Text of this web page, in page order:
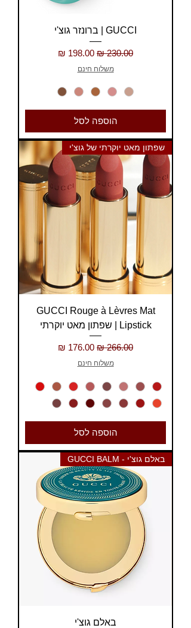
GUCCI | ברונזר גוצ'י
מחיר רגיל מחיר מבצע
משלוח חינם
הוספה לסל
שפתון מאט יוקרתי של גוצ'י
GUCCI Rouge à Lèvres Mat
Lipstick | שפתון מאט יוקרתי
מחיר רגיל מחיר מבצע
משלוח חינם
הוספה לסל
באלם גוצ'י - GUCCI BALM
באלם גוצ'י